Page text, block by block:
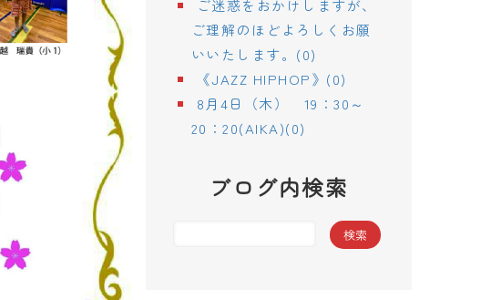
ご迷惑をおかけしますが、
ご理解のほどよろしくお願
いいたします。(0)
《JAZZ HIPHOP》(0)
8月4日（木） 19：30～
20：20(AIKA)(0)
ブログ内検索